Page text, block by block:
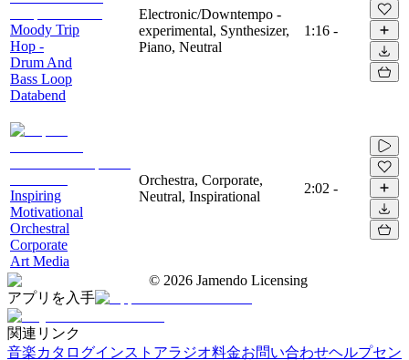
Moody Trip
Hop -
Drum And
Bass Loop
Databend
Electronic/Downtempo -
experimental, Synthesizer,
Piano, Neutral
1:16 -
Inspiring
Motivational
Orchestral
Corporate
Art Media
Orchestra, Corporate,
Neutral, Inspirational
2:02 -
© 2026 Jamendo Licensing
アプリを入手
関連リンク
音楽カタログインストアラジオ料金お問い合わせヘルプセン